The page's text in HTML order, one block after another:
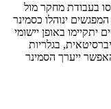
בעבודת מחקר מול
ינוהלו כסמינר
יתקיימו באופן יישומי
בגלריות
ייערך הסמינר